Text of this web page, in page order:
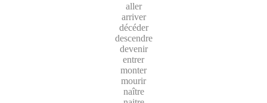
aller
arriver
décéder
descendre
devenir
entrer
monter
mourir
naître